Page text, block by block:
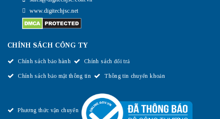
www.digitechjsc.net
CHÍNH SÁCH CÔNG TY
Chính sách bảo hành Chính sách đổi trả
Chính sách bảo mật thông tin Thông tin chuyển khoản
Phương thức vận chuyển